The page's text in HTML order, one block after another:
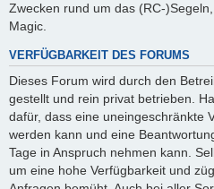
Zwecken rund um das (RC-
Magic.
VERFÜGBARKEIT DES FORUMS
Dieses Forum wird durch den
gestellt und rein privat betrieben.
dafür, dass eine uneingeschränkte
werden kann und eine
Tage in Anspruch nehmen kann.
um eine hohe Verfügbarkeit und